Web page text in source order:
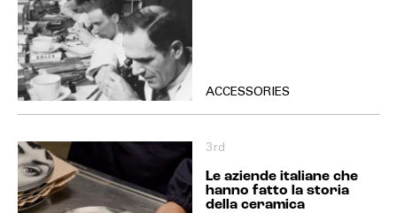
ACCESSORIES
3rd
Le aziende italiane che
hanno fatto la storia
della ceramica